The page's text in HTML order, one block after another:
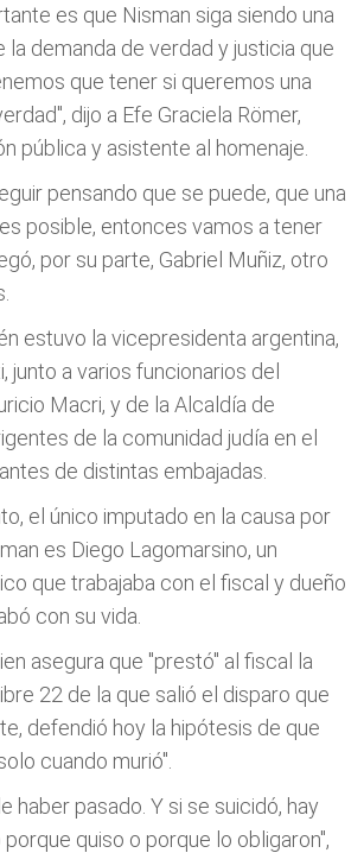
es que Nisman siga siendo una
la demanda de verdad y justicia que
que tener si queremos una
dijo a Efe Graciela Römer,
pública y asistente al homenaje.
pensando que se puede, que una
posible, entonces vamos a tener
por su parte, Gabriel Muñiz, otro
estuvo la vicepresidenta argentina,
junto a varios funcionarios del
Macri, y de la Alcaldía de
de la comunidad judía en el
de distintas embajadas.
el único imputado en la causa por
es Diego Lagomarsino, un
que trabajaba con el fiscal y dueño
con su vida.
asegura que "prestó" al fiscal la
22 de la que salió el disparo que
defendió hoy la hipótesis de que
cuando murió".
haber pasado. Y si se suicidó, hay
quiso o porque lo obligaron",